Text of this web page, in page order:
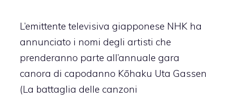
L’emittente televisiva giapponese NHK ha
annunciato i nomi degli artisti che
prenderanno parte all’annuale gara
canora di capodanno Kōhaku Uta Gassen
(La battaglia delle canzoni